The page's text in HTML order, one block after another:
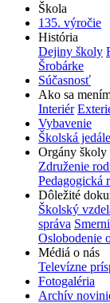
Škola
135. výročie
História
Dejiny školy
Šrobárke
Súčasnosť
Ako sa
Interiér
Vybavenie
Školská
Orgány školy
Združenie
Pedagogická
Dôležité
Školský
správa
Oslobodenie
Médiá o nás
Televízne
Fotogaléria
Archív